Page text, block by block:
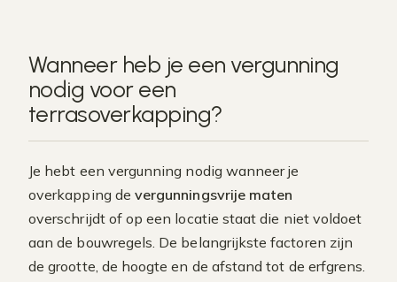
Wanneer heb je een vergunning
nodig voor een
terrasoverkapping?
Je hebt een vergunning nodig wanneer je
overkapping de vergunningsvrije maten
overschrijdt of op een locatie staat die niet voldoet
aan de bouwregels. De belangrijkste factoren zijn
de grootte, de hoogte en de afstand tot de erfgrens.